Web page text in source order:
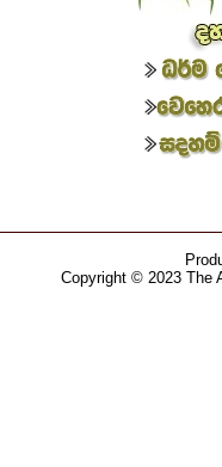
Copyright © 2023 The